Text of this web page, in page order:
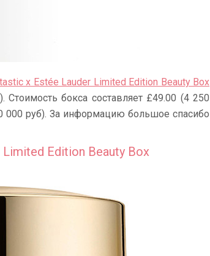
x Estée Lauder Limited Edition Beauty Box
бокса составляет £49.00 (4 250
000 руб). За информацию большое спасибо
Edition Beauty Box